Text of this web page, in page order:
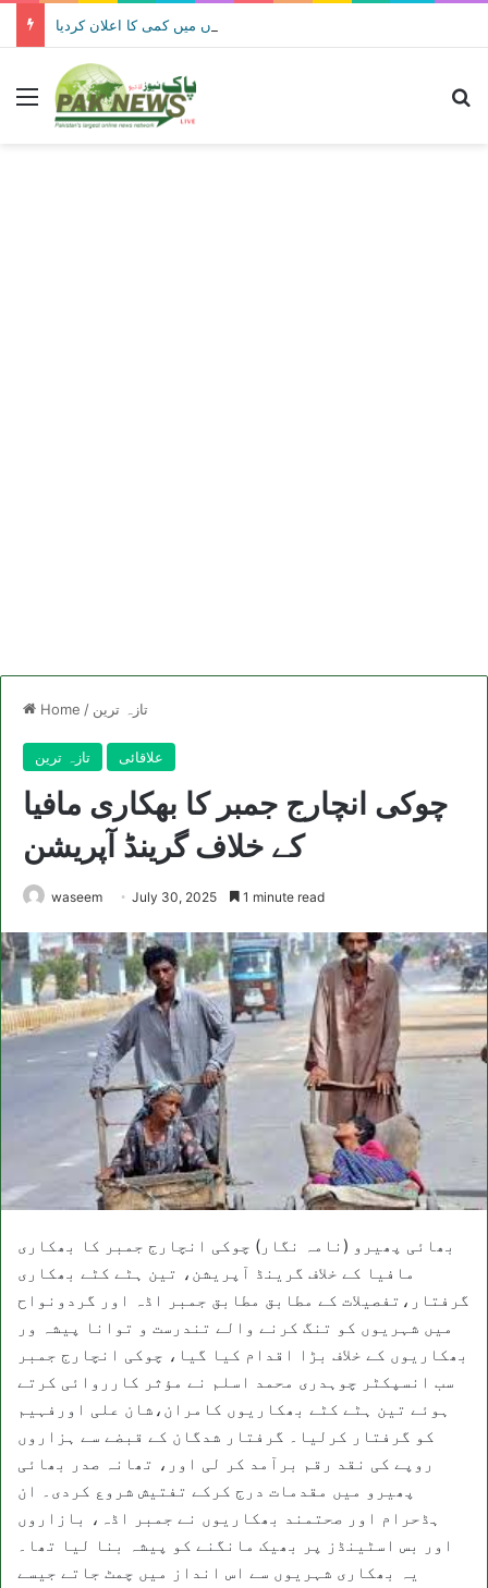
حکومت نے پیٹرولیم مصنوعات کی قیمتوں میں کمی کا اعلان کردیا
Menu
Home / تازہ ترین
تازہ ترین علاقائی
چوکی انچارج جمبر کا بھکاری مافیا
کے خلاف گرینڈ آپریشن
waseem July 30, 2025 1 minute read
بھائی پھیرو (نامہ نگار) چوکی انچارج جمبر کا بھکاری
مافیا کے خلاف گرینڈ آپریشن، تین ہٹے کٹے بھکاری
گرفتار،تفصیلات کے مطابق مطابق جمبر اڈہ اور گردونواح
میں شہریوں کو تنگ کرنے والے تندرست و توانا پیشہ ور
بھکاریوں کے خلاف بڑا اقدام کیا گیا، چوکی انچارج جمبر
سب انسپکٹر چوہدری محمد اسلم نے مؤثر کارروائی کرتے
ہوئے تین ہٹے کٹے بھکاریوں کامران،شان علی اورفہیم
کو گرفتار کرلیا۔ گرفتار شدگان کے قبضے سے ہزاروں
روپے کی نقد رقم برآمد کر لی اور، تھانہ صدر بھائی
پھیرو میں مقدمات درج کرکے تفتیش شروع کردی۔ ان
ہڈحرام اور صحتمند بھکاریوں نے جمبر اڈہ، بازاروں
اور بس اسٹینڈز پر بھیک مانگنے کو پیشہ بنا لیا تھا۔
یہ بھکاری شہریوں سے اس انداز میں چمٹ جاتے جیسے